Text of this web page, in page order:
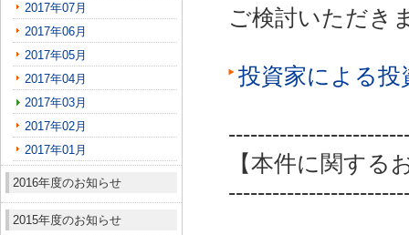
2017年07月
2017年06月
2017年05月
2017年04月
2017年03月
2017年02月
2017年01月
2016年度のお知らせ
2015年度のお知らせ
ご検討いただき
投資家による
【本件に関する